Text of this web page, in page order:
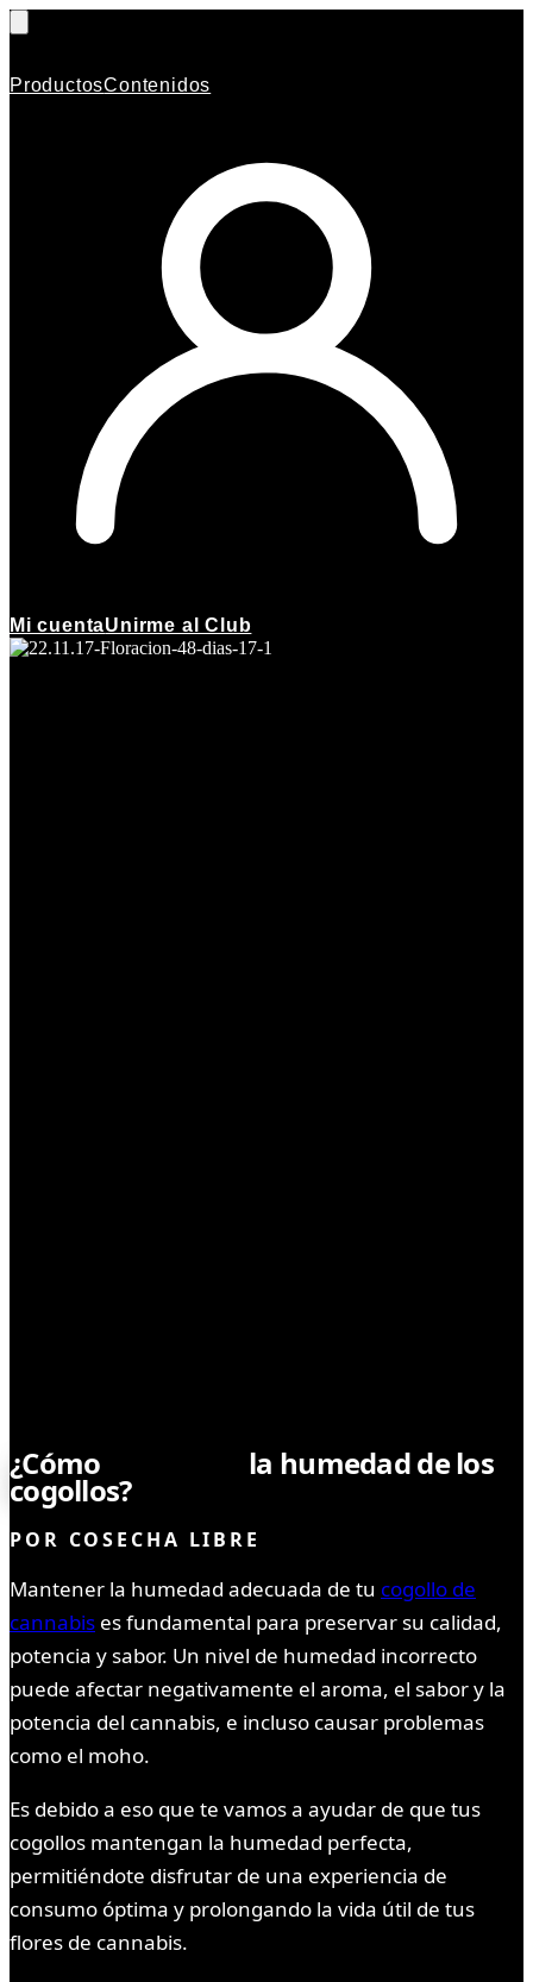
ProductosContenidos
Mi cuentaUnirme al Club
¿Cómo la humedad de los
cogollos?
POR COSECHA LIBRE
Mantener la humedad adecuada de tu cogollo de
cannabis es fundamental para preservar su calidad,
potencia y sabor. Un nivel de humedad incorrecto
puede afectar negativamente el aroma, el sabor y la
potencia del cannabis, e incluso causar problemas
como el moho.
Es debido a eso que te vamos a ayudar de que tus
cogollos mantengan la humedad perfecta,
permitiéndote disfrutar de una experiencia de
consumo óptima y prolongando la vida útil de tus
flores de cannabis.